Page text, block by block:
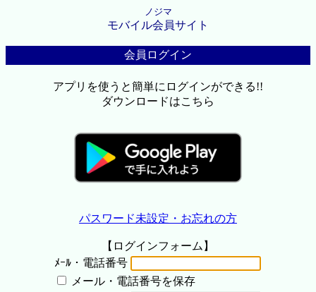
ノジマ
モバイル会員サイト
会員ログイン
アプリを使うと簡単にログインができる!!
ダウンロードはこちら
パスワード未設定・お忘れの方
【ログインフォーム】
ﾒｰﾙ・電話番号
メール・電話番号を保存